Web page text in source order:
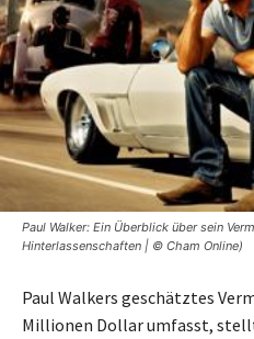
Paul Walker: Ein Überblick über sein
Hinterlassenschaften | © Cham Online)
Paul Walkers geschätztes
Millionen Dollar umfasst,